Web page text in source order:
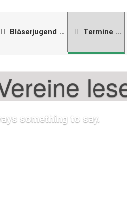
Bläserjugend Termine
something to say.